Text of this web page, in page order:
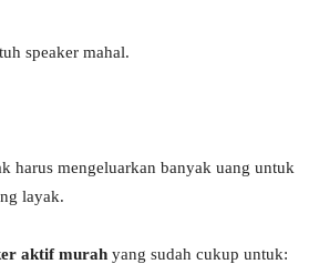
speaker mahal.
harus mengeluarkan banyak uang untuk
layak.
aktif murah yang sudah cukup untuk: